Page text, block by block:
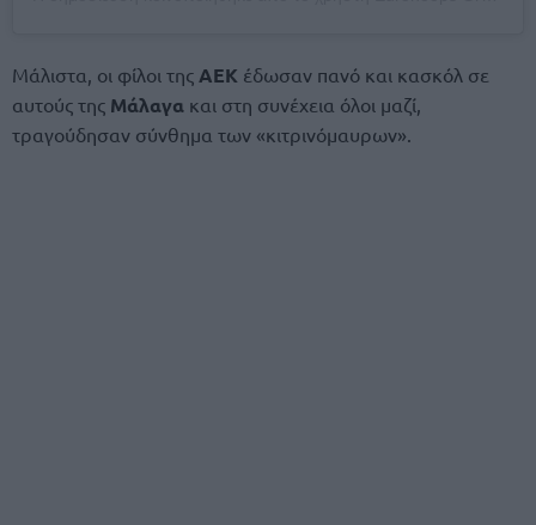
Μάλιστα, οι φίλοι της ΑΕΚ έδωσαν πανό και κασκόλ σε
αυτούς της Μάλαγα και στη συνέχεια όλοι μαζί,
τραγούδησαν σύνθημα των «κιτρινόμαυρων».